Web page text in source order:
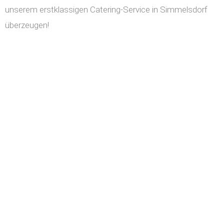
unserem erstklassigen Catering-Service in Simmelsdorf
überzeugen!